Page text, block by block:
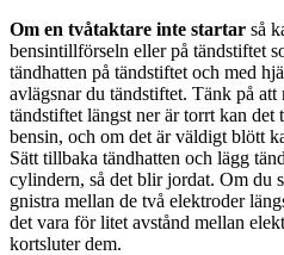
Om en tvåtaktare inte startar så
bensintillförseln eller på tändstiftet
tändhatten på tändstiftet och med
avlägsnar du tändstiftet. Tänk på
tändstiftet längst ner är torrt kan det
bensin, och om det är väldigt blött
Sätt tillbaka tändhatten och lägg
cylindern, så det blir jordat. Om du
gnistra mellan de två elektroder
det vara för litet avstånd mellan
kortsluter dem.